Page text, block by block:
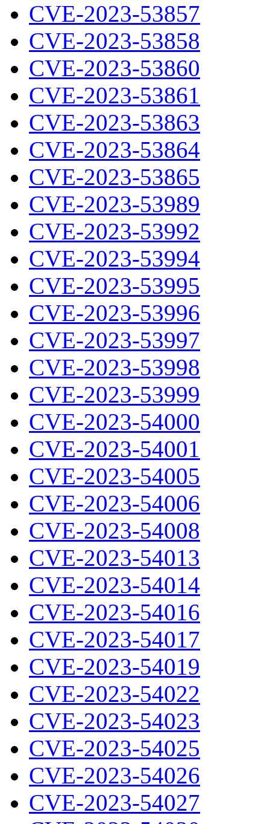
CVE-2023-53857
CVE-2023-53858
CVE-2023-53860
CVE-2023-53861
CVE-2023-53863
CVE-2023-53864
CVE-2023-53865
CVE-2023-53989
CVE-2023-53992
CVE-2023-53994
CVE-2023-53995
CVE-2023-53996
CVE-2023-53997
CVE-2023-53998
CVE-2023-53999
CVE-2023-54000
CVE-2023-54001
CVE-2023-54005
CVE-2023-54006
CVE-2023-54008
CVE-2023-54013
CVE-2023-54014
CVE-2023-54016
CVE-2023-54017
CVE-2023-54019
CVE-2023-54022
CVE-2023-54023
CVE-2023-54025
CVE-2023-54026
CVE-2023-54027